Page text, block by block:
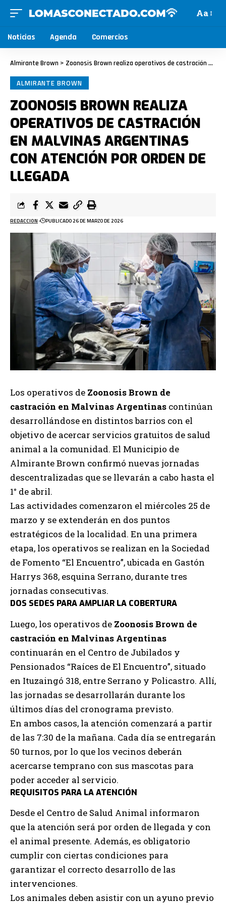
Aa
Noticias Agenda Comercios
Almirante Brown > Zoonosis Brown realiza operativos de castración en Malvinas Argentinas con atención por orden de llegada
ALMIRANTE BROWN
ZOONOSIS BROWN REALIZA
OPERATIVOS DE CASTRACIÓN
EN MALVINAS ARGENTINAS
CON ATENCIÓN POR ORDEN DE
LLEGADA
REDACCION PUBLICADO 26 DE MARZO DE 2026
Los operativos de Zoonosis Brown de
castración en Malvinas Argentinas continúan
desarrollándose en distintos barrios con el
objetivo de acercar servicios gratuitos de salud
animal a la comunidad. El Municipio de
Almirante Brown confirmó nuevas jornadas
descentralizadas que se llevarán a cabo hasta el
1° de abril.
Las actividades comenzaron el miércoles 25 de
marzo y se extenderán en dos puntos
estratégicos de la localidad. En una primera
etapa, los operativos se realizan en la Sociedad
de Fomento “El Encuentro”, ubicada en Gastón
Harrys 368, esquina Serrano, durante tres
jornadas consecutivas.
DOS SEDES PARA AMPLIAR LA COBERTURA
Luego, los operativos de Zoonosis Brown de
castración en Malvinas Argentinas
continuarán en el Centro de Jubilados y
Pensionados “Raíces de El Encuentro”, situado
en Ituzaingó 318, entre Serrano y Policastro. Allí,
las jornadas se desarrollarán durante los
últimos días del cronograma previsto.
En ambos casos, la atención comenzará a partir
de las 7:30 de la mañana. Cada día se entregarán
50 turnos, por lo que los vecinos deberán
acercarse temprano con sus mascotas para
poder acceder al servicio.
REQUISITOS PARA LA ATENCIÓN
Desde el Centro de Salud Animal informaron
que la atención será por orden de llegada y con
el animal presente. Además, es obligatorio
cumplir con ciertas condiciones para
garantizar el correcto desarrollo de las
intervenciones.
Los animales deben asistir con un ayuno previo